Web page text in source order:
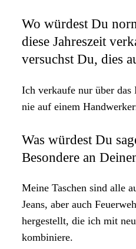
Wo würdest Du
diese Jahreszeit
versuchst Du, dies
Ich verkaufe nur über
nie auf einem
Was würdest Du
Besondere an
Meine Taschen sind alle
Jeans, aber auch
hergestellt, die ich mit
kombiniere.